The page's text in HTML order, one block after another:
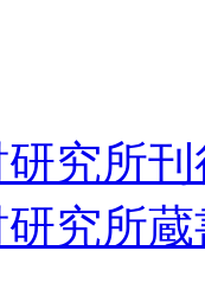
究所
究所